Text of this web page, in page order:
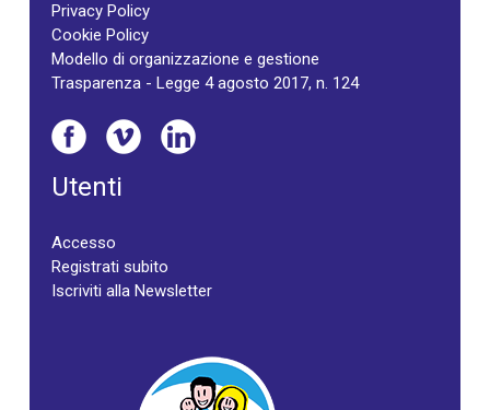
Privacy Policy
Cookie Policy
Modello di organizzazione e gestione
Trasparenza - Legge 4 agosto 2017, n. 124
Utenti
Accesso
Registrati subito
Iscriviti alla Newsletter